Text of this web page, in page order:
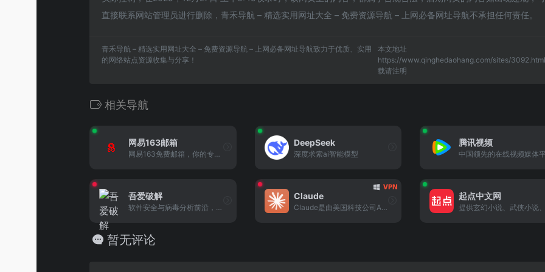
直接联系网站管理员进行删除，青禾导航 – 精选实用网址大全 – 免费资源导航 – 上网必备网址导航不承担任何责任。
青禾导航 – 精选实用网址大全 – 免费资源导航 – 上网必备网址导航致力于优质、实用
的网络站点资源收集与分享！
本文地址
https://www.qinghedaohang.com/sites/
载请注明
相关导航
网易163邮箱
网易163免费邮箱，你的专业电...
DeepSeek
深度求索ai智能模型
腾讯视频
中国领先的在线视频媒体
吾爱破解
软件安全与病毒分析前沿，丰...
Claude
Claude是由美国科技公司Anthropic开发的大型语言模型
起点中文网
暂无评论